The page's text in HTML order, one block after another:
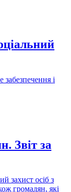
забезпечення і
Звіт за
захист осіб з
громадян, які